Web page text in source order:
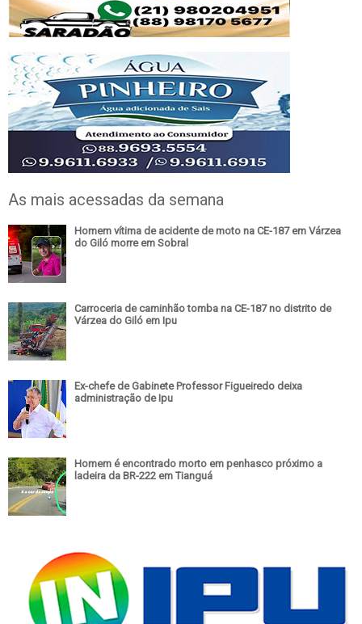
As mais acessadas da semana
Homem vítima de acidente de moto na CE-187 em Várzea
do Giló morre em Sobral
Carroceria de caminhão tomba na CE-187 no distrito de
Várzea do Giló em Ipu
Ex-chefe de Gabinete Professor Figueiredo deixa
administração de Ipu
Homem é encontrado morto em penhasco próximo a
ladeira da BR-222 em Tianguá